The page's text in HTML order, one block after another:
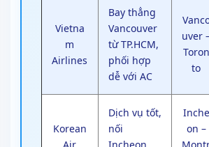
Vietna
m
Airlines
Bay thẳng
Vancouver
từ TP.HCM,
phối hợp
dễ với AC
uver
Toron
to
Korean
Air
Dịch vụ tốt,
nối
Incheon
Inche
on –